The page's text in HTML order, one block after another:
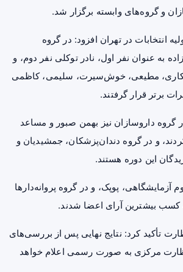
و گروه‌های وابسته برگزار شد.
انتخابات در تهران افزود: در گروه
به عنوان نفر اول، نادر توکلی نفر دوم، و
مطیعی، خوش‌سیرت، سلیمی، کاظمی
برتر قرار گرفتند.
گروه داروسازان نیز بهمن صبور و مساعد
و در گروه دندان‌پزشکان، جمشیدیان و
این دوره هستند.
آزمایشگاهی، پوپک، و در گروه پروانه‌دارها
کسب بیشترین آرای اعضا شدند.
تأکید کرد: نتایج نهایی پس از بررسی‌های
نظارت مرکزی به صورت رسمی اعلام خواهد